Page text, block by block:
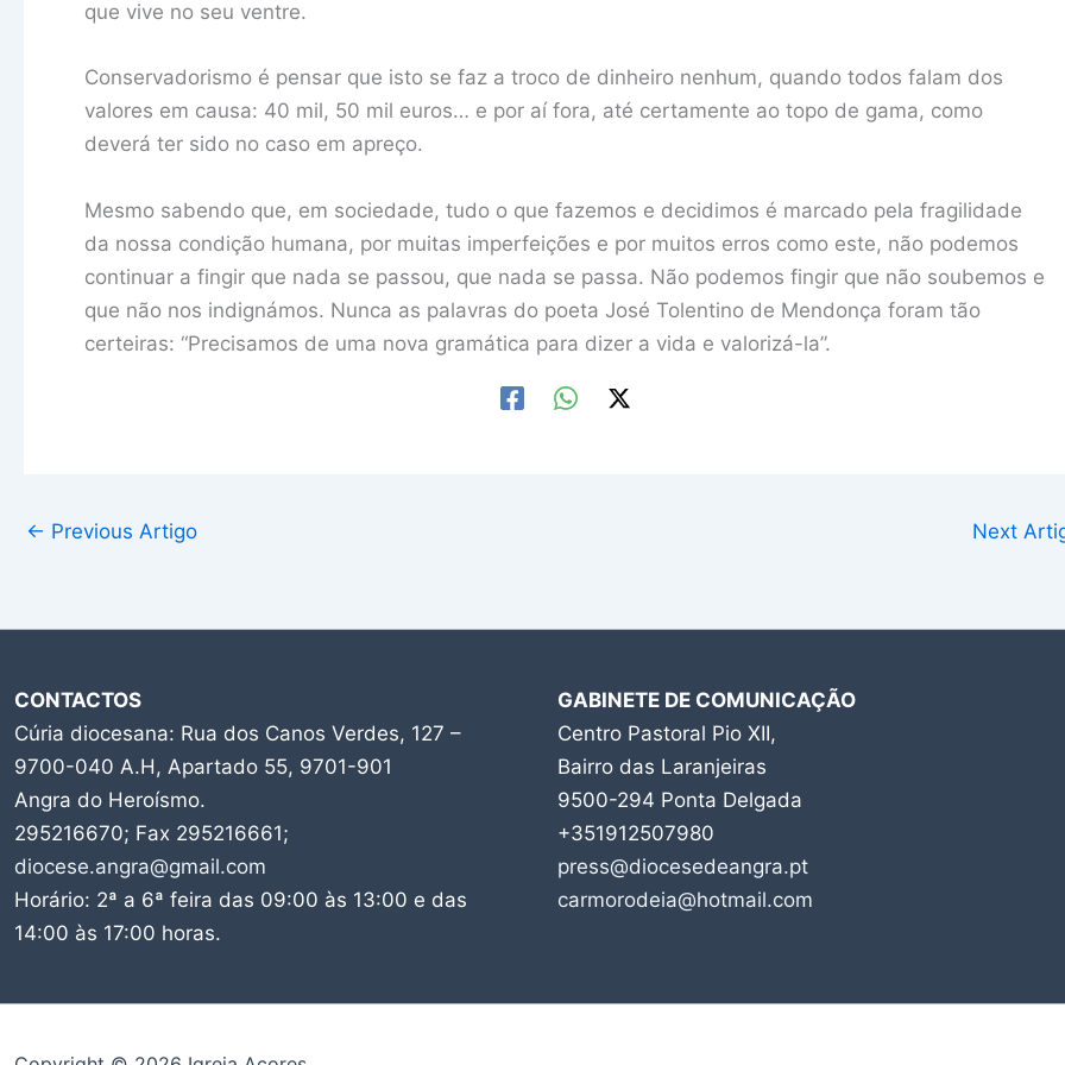
que vive no seu ventre.
Conservadorismo é pensar que isto se faz a troco de dinheiro nenhum, quando todos falam dos
valores em causa: 40 mil, 50 mil euros… e por aí fora, até certamente ao topo de gama, como
deverá ter sido no caso em apreço.
Mesmo sabendo que, em sociedade, tudo o que fazemos e decidimos é marcado pela fragilidade
da nossa condição humana, por muitas imperfeições e por muitos erros como este, não podemos
continuar a fingir que nada se passou, que nada se passa. Não podemos fingir que não soubemos e
que não nos indignámos. Nunca as palavras do poeta José Tolentino de Mendonça foram tão
certeiras: “Precisamos de uma nova gramática para dizer a vida e valorizá-la”.
← Previous Artigo Next
CONTACTOS
Cúria diocesana: Rua dos Canos Verdes, 127 –
9700-040 A.H, Apartado 55, 9701-901
Angra do Heroísmo.
295216670; Fax 295216661;
diocese.angra@gmail.com
Horário: 2ª a 6ª feira das 09:00 às 13:00 e das
14:00 às 17:00 horas.
GABINETE DE COMUNICAÇÃO
Centro Pastoral Pio XII,
Bairro das Laranjeiras
9500-294 Ponta Delgada
+351912507980
press@diocesedeangra.pt
carmorodeia@hotmail.com